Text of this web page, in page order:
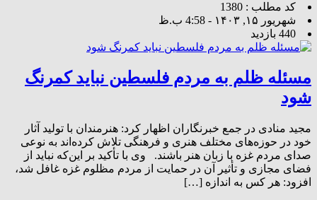
کد مطلب : 1380
شهریور ۱۵, ۱۴۰۳ - 4:58 ب.ظ
440 بازدید
مسئله ظلم به مردم فلسطین نباید کمرنگ
شود
مجید منادی در جمع خبرنگاران اظهار کرد: هنرمندان با تولید آثار
خود در حوزه‌های مختلف هنری و فرهنگی تلاش کرده‌اند به نوعی
صدای مردم غزه با زبان هنر باشند. وی با تأکید بر این‌که نباید از
فضای مجازی و تأثیر آن در حمایت از مردم مظلوم غزه غافل شد،
افزود: هر کس به اندازه […]